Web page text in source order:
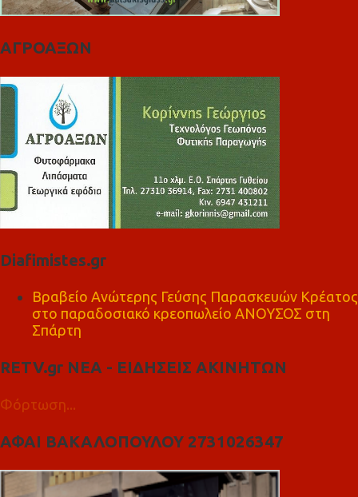
ΑΓΡΟΑΞΩΝ
Diafimistes.gr
Βραβείο Ανώτερης Γεύσης Παρασκευών Κρέατος
στο παραδοσιακό κρεοπωλείο ΑΝΟΥΣΟΣ στη
Σπάρτη
RETV.gr ΝΕΑ - ΕΙΔΗΣΕΙΣ ΑΚΙΝΗΤΩΝ
Φόρτωση...
ΑΦΑΙ ΒΑΚΑΛΟΠΟΥΛΟΥ 2731026347